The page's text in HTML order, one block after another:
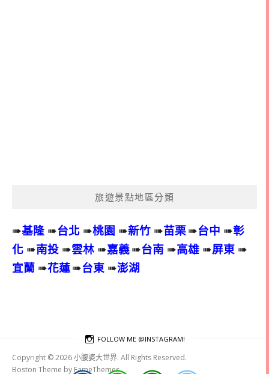
旅遊景點地區分類
➠基隆 ➠台北 ➠桃園 ➠新竹 ➠苗栗➠台中 ➠彰
化 ➠南投 ➠雲林 ➠嘉義➠台南 ➠高雄 ➠屏東 ➠
宜蘭 ➠花蓮➠台東 ➠澎湖
FOLLOW ME @INSTAGRAM!
Copyright © 2026 小腹婆大世界. All Rights Reserved.
Boston Theme by FameThemes